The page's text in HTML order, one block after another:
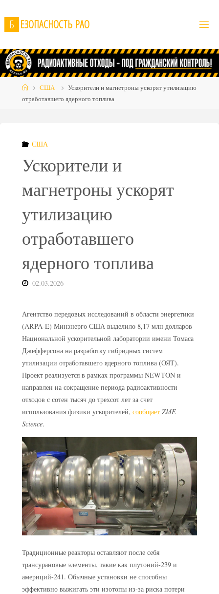
to
content
Б ЕЗОПАСНОСТЬ РАО
HomeСША
Ускорители и магнетроны ускорят утилизацию
отработавшего ядерного топлива
США
Ускорители и
магнетроны ускорят
утилизацию
отработавшего
ядерного топлива
02.03.2026
Агентство передовых исследований в области энергетики
(ARPA-E) Минэнерго США выделило 8,17 млн долларов
Национальной ускорительной лаборатории имени Томаса
Джефферсона на разработку гибридных систем
утилизации отработавшего ядерного топлива (ОЯТ).
Проект реализуется в рамках программы NEWTON и
направлен на сокращение периода радиоактивности
отходов с сотен тысяч до трехсот лет за счет
использования физики ускорителей, сообщает ZME
Science.
Традиционные реакторы оставляют после себя
трансурановые элементы, такие как плутоний-239 и
америций-241. Обычные установки не способны
эффективно выжигать эти изотопы из-за риска потери